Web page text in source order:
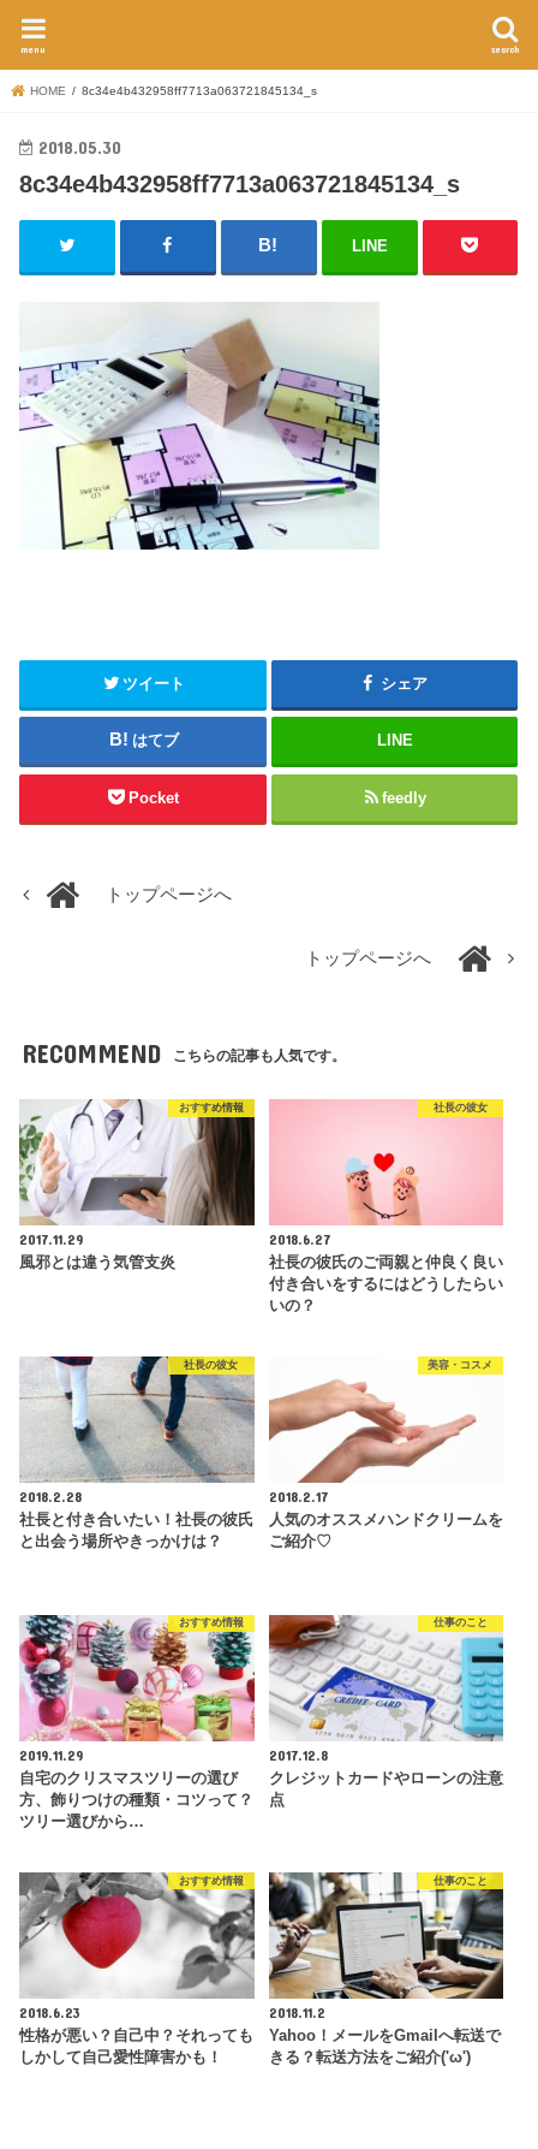
search
menu
HOME 8c34e4b432958ff7713a063721845134_s
2018.05.30
8c34e4b432958ff7713a063721845134_s
LINE
ツイート シェア
はてブ LINE
Pocket feedly
トップページへ
トップページへ
RECOMMEND こちらの記事も人気です。
おすすめ情報
2017.11.29
風邪とは違う気管支炎
社長の彼女
2018.6.27
社長の彼氏のご両親と仲良く良い
付き合いをするにはどうしたらい
いの？
社長の彼女
2018.2.28
社長と付き合いたい！社長の彼氏
と出会う場所やきっかけは？
美容・コスメ
2018.2.17
人気のオススメハンドクリームを
ご紹介♡
おすすめ情報
2019.11.29
自宅のクリスマスツリーの選び
方、飾りつけの種類・コツって？
ツリー選びから…
仕事のこと
2017.12.8
クレジットカードやローンの注意
点
おすすめ情報
2018.6.23
性格が悪い？自己中？それっても
しかして自己愛性障害かも！
仕事のこと
2018.11.2
Yahoo！メールをGmailへ転送で
きる？転送方法をご紹介('ω')